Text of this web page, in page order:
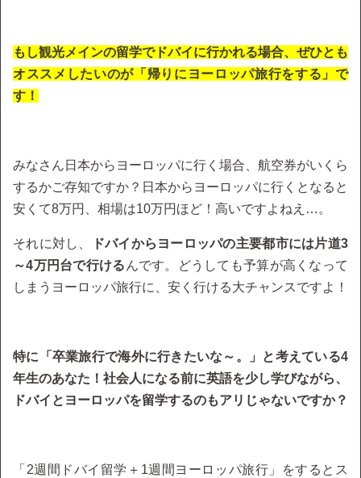
もし観光メインの留学でドバイに行かれる場合、ぜひとも
オススメしたいのが「帰りにヨーロッパ旅行をする」で
す！
みなさん日本からヨーロッパに行く場合、航空券がいくら
するかご存知ですか？日本からヨーロッパに行くとなると
安くて8万円、相場は10万円ほど！高いですよねえ…。
それに対し、
ドバイからヨーロッパの主要都市には片道3
～4万円台で行ける んです。どうしても予算が高くなって
しまうヨーロッパ旅行に、安く行ける大チャンスですよ！
特に「卒業旅行で海外に行きたいな～。」と考えている4
年生のあなた！社会人になる前に英語を少し学びながら、
ドバイとヨーロッパを留学するのもアリじゃないですか？
「2週間ドバイ留学＋1週間ヨーロッパ旅行」をするとス